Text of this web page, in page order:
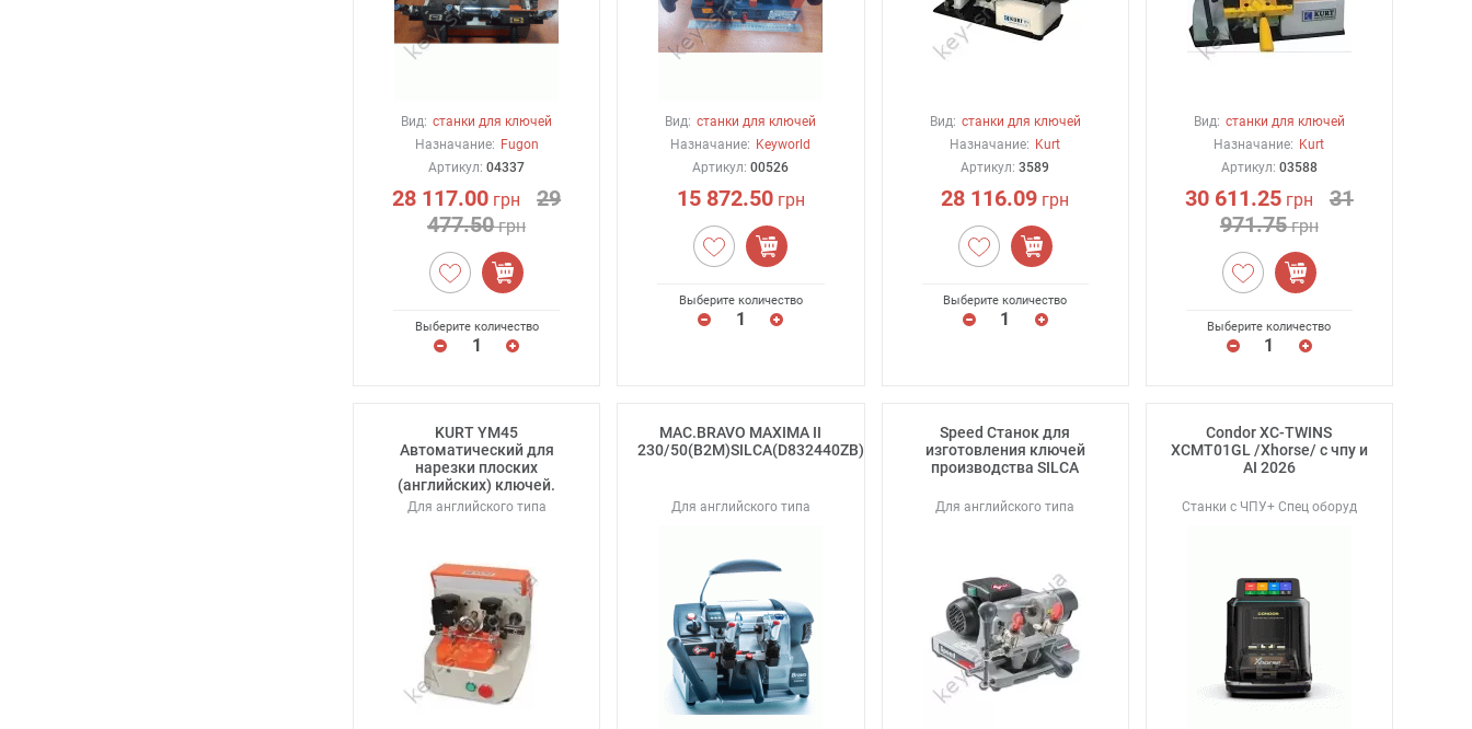
Вид: станки для ключей
Назначание: Fugon
Артикул:04337
28 117.00 грн
29
477.50грн
Выберите количество
Вид: станки для ключей
Назначание: Keyworld
Артикул:00526
15 872.50грн
Выберите количество
Вид: станки для ключей
Назначание: Kurt
Артикул:3589
28 116.09 грн
Выберите количество
Вид: станки для ключей
Назначание: Kurt
Артикул: 03588
30 611.25грн
31
971.75грн
Выберите количество
KURT YM45
Автоматический для
нарезки плоских
(английских) ключей.
Для английского типа
MAC.BRAVO MAXIMA II
230/50(B2M)SILCA(D832440ZB)
Для английского типа
Speed Станок для
изготовления ключей
производства SILCA
Для английского типа
Condor XC-TWINS
XCMT01GL /Xhorse/ с чпу и
AI 2026
Станки с ЧПУ+ Спец оборуд